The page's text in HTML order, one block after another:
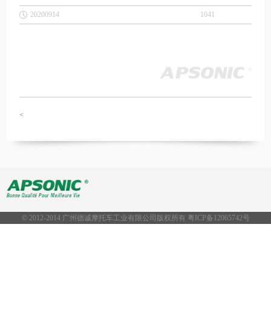
20200914 1041
<
© 2012-2014 广州德诚摩托车工业有限公司版权所有 粤ICP备12065742号